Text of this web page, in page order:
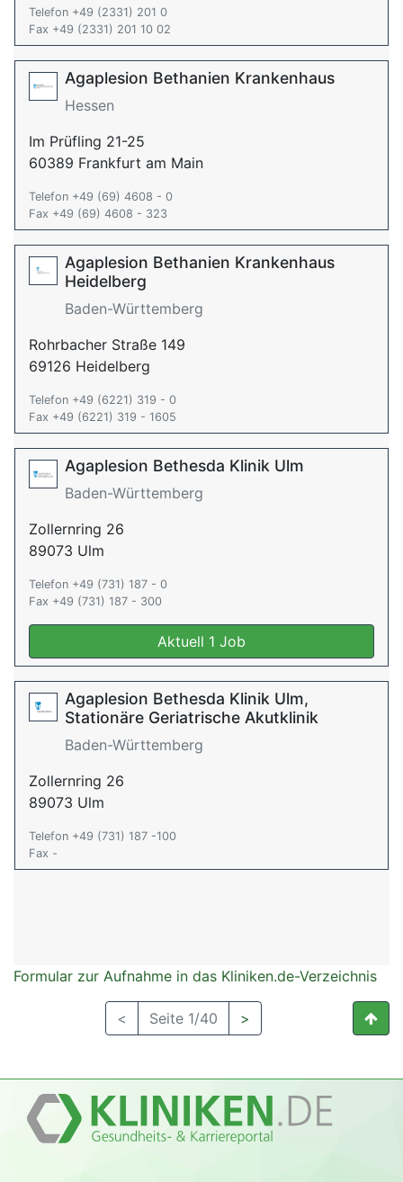
Telefon +49 (2331) 201 0
Fax +49 (2331) 201 10 02
Agaplesion Bethanien Krankenhaus
Hessen
Im Prüfling 21-25
60389 Frankfurt am Main
Telefon +49 (69) 4608 - 0
Fax +49 (69) 4608 - 323
Agaplesion Bethanien Krankenhaus
Heidelberg
Baden-Württemberg
Rohrbacher Straße 149
69126 Heidelberg
Telefon +49 (6221) 319 - 0
Fax +49 (6221) 319 - 1605
Agaplesion Bethesda Klinik Ulm
Baden-Württemberg
Zollernring 26
89073 Ulm
Telefon +49 (731) 187 - 0
Fax +49 (731) 187 - 300
Aktuell 1 Job
Agaplesion Bethesda Klinik Ulm,
Stationäre Geriatrische Akutklinik
Baden-Württemberg
Zollernring 26
89073 Ulm
Telefon +49 (731) 187 -100
Fax -
Formular zur Aufnahme in das Kliniken.de-Verzeichnis
< Seite 1/40 >